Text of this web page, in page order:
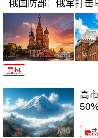
俄国防部：俄军打击
最热
高
最热